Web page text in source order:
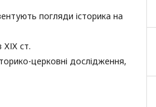
погляди історика на
ХІХ ст.
церковні дослідження,